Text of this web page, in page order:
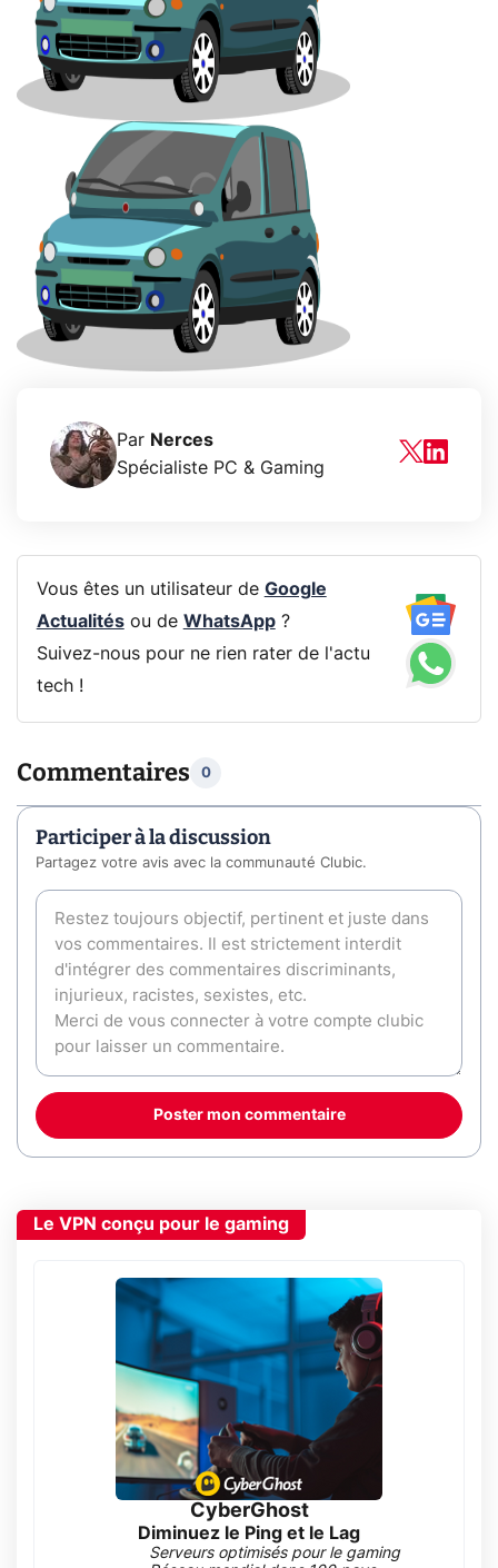
Par Nerces
Spécialiste PC & Gaming
Vous êtes un utilisateur de Google
Actualitésou de WhatsApp?
Suivez-nous pour ne rien rater de l'actu
tech !
Commentaires 0
Participer à la discussion
Partagez votre avis avec la communauté Clubic.
Poster mon commentaire
Le VPN conçu pour le gaming
CyberGhost
Diminuez le Ping et le Lag
Serveurs optimisés pour le gaming